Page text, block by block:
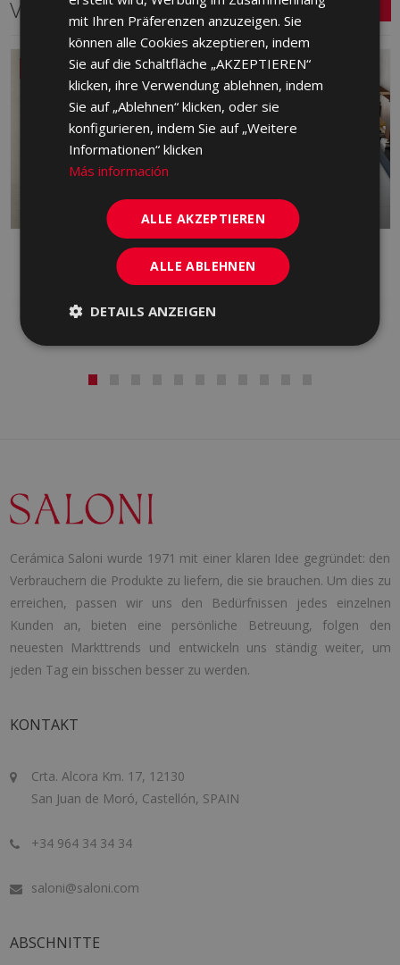
Verwandte Serien
ROT, FEINSTEINZEUG, WEISS FEINSTEINZEUG
Cerámica Saloni wurde 1971 mit einer klaren Idee gegründet: den
Verbrauchern die Produkte zu liefern, die sie brauchen. Um dies zu
erreichen, passen wir uns den Bedürfnissen jedes einzelnen
Kunden an, bieten eine persönliche Betreuung, folgen den
neuesten Markttrends und entwickeln uns ständig weiter, um
jeden Tag ein bisschen besser zu werden.
KONTAKT
Crta. Alcora Km. 17, 12130
San Juan de Moró, Castellón, SPAIN
+34 964 34 34 34
saloni@saloni.com
ABSCHNITTE
mit Ihren Präferenzen anzuzeigen. Sie
können alle Cookies akzeptieren, indem
Sie auf die Schaltfläche „AKZEPTIEREN“
klicken, ihre Verwendung ablehnen, indem
Sie auf „Ablehnen“ klicken, oder sie
konfigurieren, indem Sie auf „Weitere
Informationen“ klicken
Más información
ALLE AKZEPTIEREN
ALLE ABLEHNEN
DETAILS ANZEIGEN